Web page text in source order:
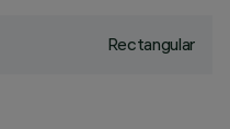
Rectangular